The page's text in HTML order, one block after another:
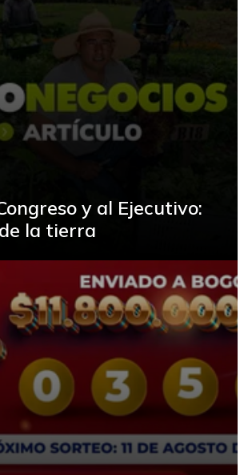
y al Ejecutivo:
la tierra